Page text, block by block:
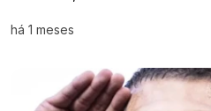
há 1 meses